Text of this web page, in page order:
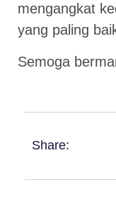
mengangkat
yang paling
Semoga
Share: